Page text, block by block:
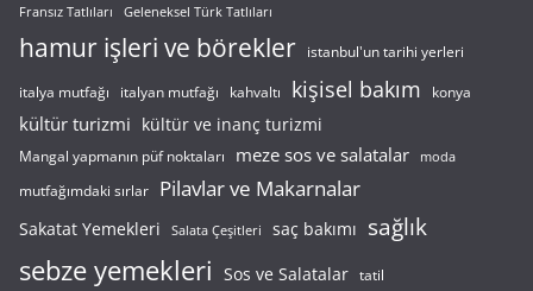
Fransız Tatlıları Geleneksel Türk Tatlıları
hamur işleri ve börekler istanbul'un tarihi yerleri
italya mutfağı italyan mutfağı kahvaltı kişisel bakım konya
kültür turizmi kültür ve inanç turizmi
Mangal yapmanın püf noktaları meze sos ve salatalar moda
mutfağımdaki sırlar Pilavlar ve Makarnalar
Sakatat Yemekleri Salata Çeşitleri saç bakımı sağlık
sebze yemekleri Sos ve Salatalar tatil